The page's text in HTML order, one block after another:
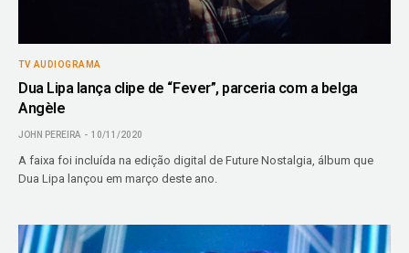
TV AUDIOGRAMA
Dua Lipa lança clipe de “Fever”, parceria com a belga
Angèle
JOHN PEREIRA 10/11/2020
A faixa foi incluída na edição digital de Future Nostalgia, álbum que
Dua Lipa lançou em março deste ano.